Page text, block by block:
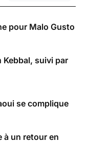
pour Malo Gusto
Kebbal, suivi par
se complique
à un retour en